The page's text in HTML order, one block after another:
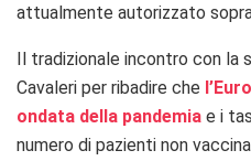
attualmente autorizzato
Il tradizionale incontro con la
Cavaleri per ribadire che
ondata della pandemia e i
numero di pazienti non